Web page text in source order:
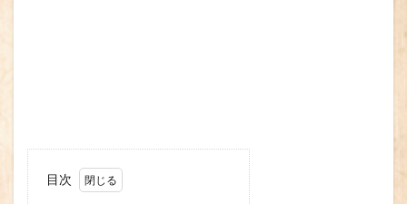
目次